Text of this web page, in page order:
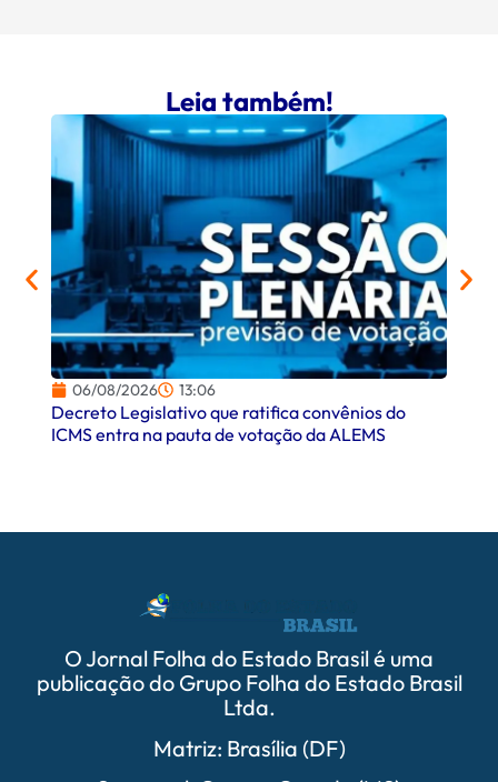
Leia também!
06/08/2026 13:06
Decreto Legislativo que ratifica convênios do
ICMS entra na pauta de votação da ALEMS
O Jornal Folha do Estado Brasil é uma
publicação do Grupo Folha do Estado Brasil
Ltda.
Matriz: Brasília (DF)